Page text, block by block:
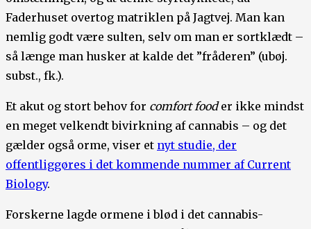
Faderhuset overtog matriklen på Jagtvej. Man kan
nemlig godt være sulten, selv om man er sortklædt –
så længe man husker at kalde det ”fråderen” (ubøj.
subst., fk.).
Et akut og stort behov for comfort fooder ikke mindst
en meget velkendt bivirkning af cannabis – og det
gælder også orme, viser et nyt studie, der
offentliggøres i det kommende nummer af Current
Biology.
Forskerne lagde ormene i blød i det cannabis-